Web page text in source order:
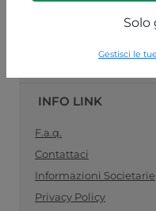
Solo
Gestisci le
info@fashionpo.it
Contattaci su
INFO LINK
F.a.q.
Contattaci
Informazioni Societarie
Privacy Policy